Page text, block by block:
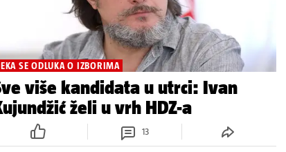
Sporno stjecanje nekretnina: Uskok
istražuje Kujundžića...
44